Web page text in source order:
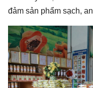
đảm sản phẩm sạch,